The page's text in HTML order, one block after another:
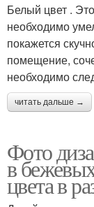
Белый цвет .
необходимо
покажется
помещение,
необходимо
читать дальше →
Фото
в
цвета в